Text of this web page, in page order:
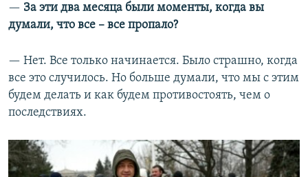
—​ За эти два месяца были моменты, когда вы
думали, что все – все пропало?
— Нет. Все только начинается. Было страшно, когда
все это случилось. Но больше думали, что мы с этим
будем делать и как будем противостоять, чем о
последствиях.